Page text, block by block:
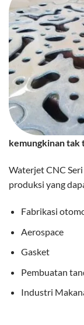
kemungkinan tak
Waterjet CNC
produksi yang
Fabrikasi
Aerospace
Gasket
Pembuatan
Industri